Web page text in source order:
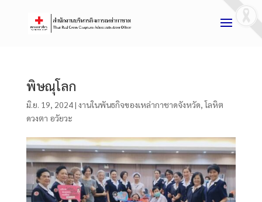
พิษณุโลก
มิ.ย. 19, 2024| งานในพันธกิจของเหล่ากาชาดจังหวัด,โลหิต
ดวงตา อวัยวะ